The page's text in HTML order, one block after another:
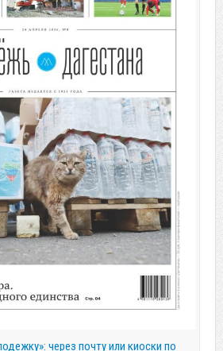
через почту или киоски по